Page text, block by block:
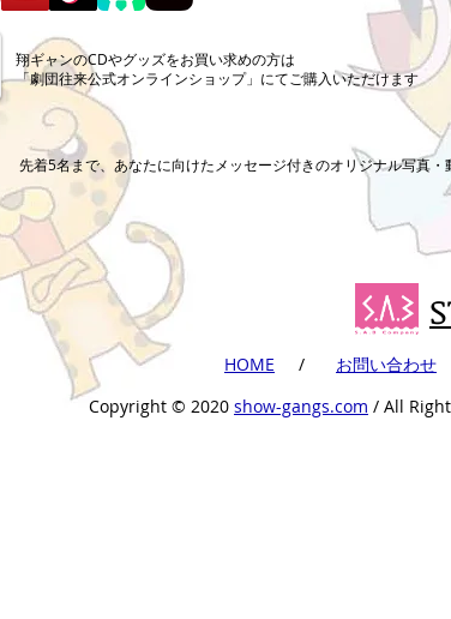
​翔ギャンのCDやグッズをお買い求めの方は
「劇団往来公式オンラインショップ」にてご購入いただけます
先着5名まで、あなたに向けたメッセージ付きのオリジナル写真・
​HOME ​ /
​お問い合わせ
Copyright ©︎ 2020 show-gangs.com / All